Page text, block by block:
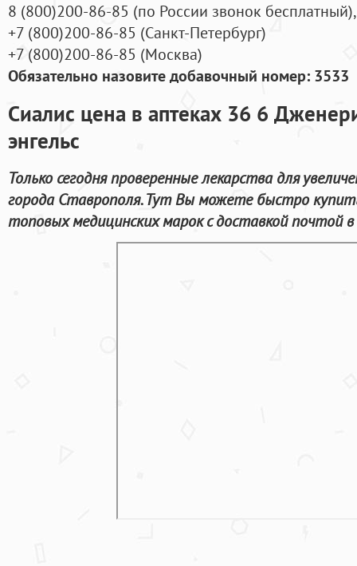
8 (800)200-86-85 (по России звонок бесплатный),
+7 (800)200-86-85 (Санкт-Петербург)
+7 (800)200-86-85 (Москва)
Обязательно назовите добавочный номер: 3533
Сиалис цена в аптеках 36 6
энгельс
Только сегодня проверенные лекарства для
города Ставрополя. Тут Вы можете быстро
топовых медицинских марок с доставкой почтой